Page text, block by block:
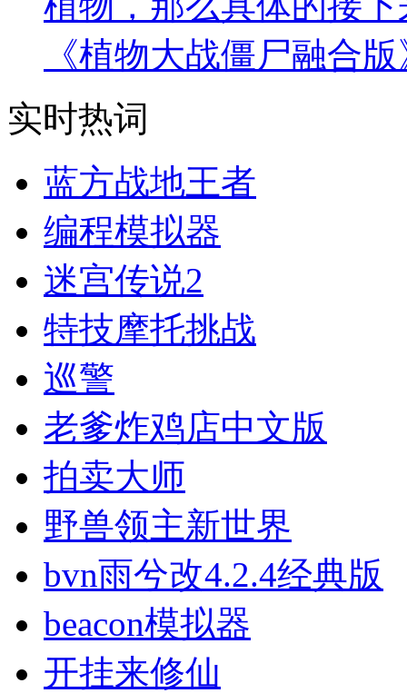
《植物大战僵尸融合
实时热词
蓝方战地王者
编程模拟器
迷宫传说2
特技摩托挑战
巡警
老爹炸鸡店中文版
拍卖大师
野兽领主新世界
bvn雨兮改4.2.4经典版
beacon模拟器
开挂来修仙